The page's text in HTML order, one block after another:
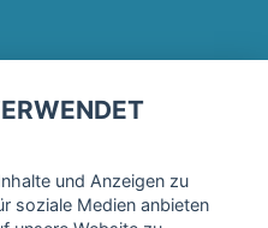
ein und erhalte regelmäßig
und Anzeigen zu
soziale Medien anbieten